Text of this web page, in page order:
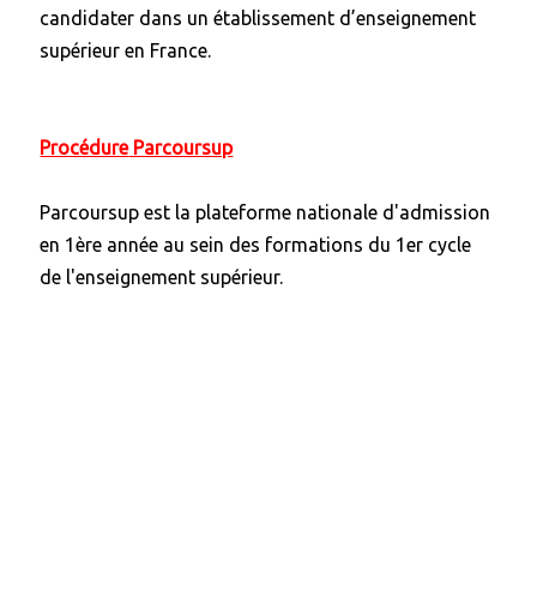
candidater dans un établissement d’enseignement
supérieur en France.
ProcédureParcoursup
Parcoursup est la plateforme nationale d'admission
en 1ère année au sein des formations du 1er cycle
de l'enseignement supérieur.